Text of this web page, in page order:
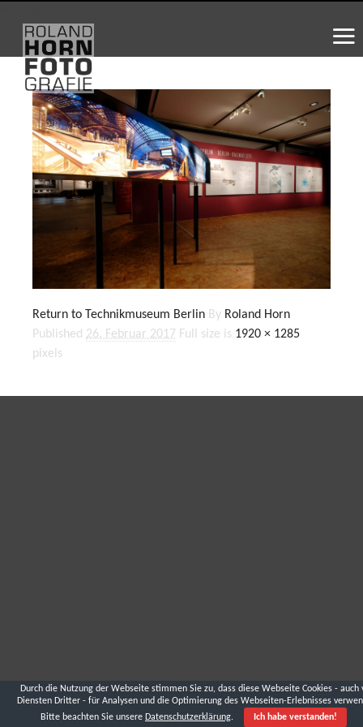
Return to Technikmuseum Berlin By Roland Horn
Published 26. Februar 2017 Full size is 1920 × 1285
pixels
Durch die Nutzung der Webseite stimmen Sie zu, dass diese Webseite Cookies - auch
Diensten Dritter - für Analysen und die Optimierung des Webseiten-Erlebnisses
Bitte beachten Sie unsere Datenschutzerklärung. Ich habe verstanden!